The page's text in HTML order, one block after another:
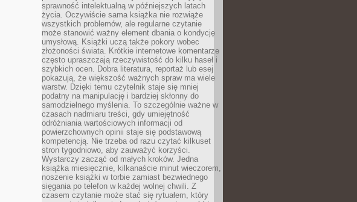
sprawność intelektualną w późniejszych latach
życia. Oczywiście sama książka nie rozwiąże
wszystkich problemów, ale regularne czytanie
może stanowić ważny element dbania o kondycję
umysłową. Książki uczą także pokory wobec
złożoności świata. Krótkie internetowe komentarze
często upraszczają rzeczywistość do kilku haseł i
szybkich ocen. Dobra literatura, reportaż lub esej
pokazują, że większość ważnych spraw ma wiele
warstw. Dzięki temu czytelnik staje się mniej
podatny na manipulację i bardziej skłonny do
samodzielnego myślenia. To szczególnie ważne w
czasach nadmiaru treści, gdy umiejętność
odróżniania wartościowych informacji od
powierzchownych opinii staje się podstawową
kompetencją. Nie trzeba od razu czytać kilkuset
stron tygodniowo, aby zauważyć korzyści.
Wystarczy zacząć od małych kroków. Jedna
książka miesięcznie, kilkanaście minut wieczorem,
noszenie książki w torbie zamiast bezwiednego
sięgania po telefon w każdej wolnej chwili. Z
czasem czytanie może stać się rytuałem, który